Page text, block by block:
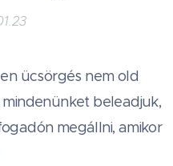
ücsörgés nem old
mindenünket beleadjuk,
megállni, amikor